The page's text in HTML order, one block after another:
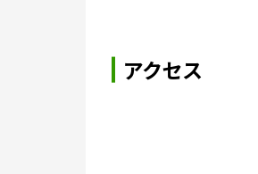
アクセス